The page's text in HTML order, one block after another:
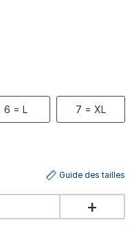
6 = L 7 = XL
Guide des tailles
+